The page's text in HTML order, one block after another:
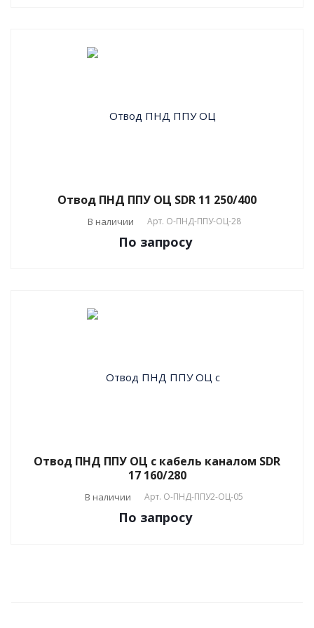
Отвод ПНД ППУ ОЦ SDR 11 250/400
В наличии Арт. О-ПНД-ППУ-ОЦ-28
По запросу
Отвод ПНД ППУ ОЦ с кабель каналом SDR
17 160/280
В наличии Арт. О-ПНД-ППУ2-ОЦ-05
По запросу